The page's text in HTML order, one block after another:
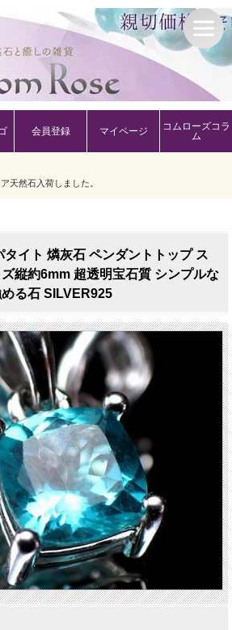
会員登録 マイページ
コムローズコラ
ム
天然石入荷しました。
イト 燐灰石 ペンダントトップ ス
縦約6mm 超透明宝石質 シンプルな
る石 SILVER925